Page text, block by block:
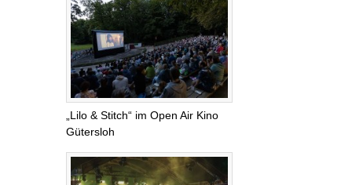
„Lilo & Stitch“ im Open Air Kino
Gütersloh